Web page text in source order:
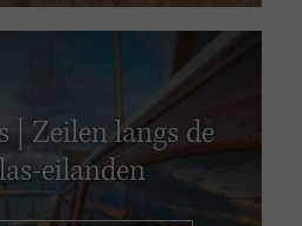
| Zeilen langs de
eilanden